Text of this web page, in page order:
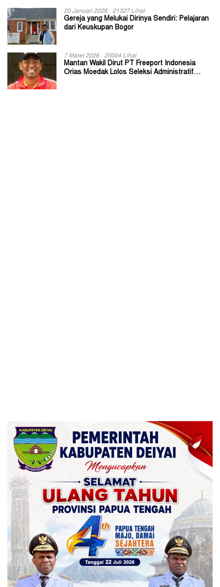
20 Januari 2026 21327 Lihat
Gereja yang Melukai Dirinya Sendiri: Pelajaran
dari Keuskupan Bogor
7 Maret 2026 20004 Lihat
Mantan Wakil Dirut PT Freeport Indonesia
Orias Moedak Lolos Seleksi Administratif